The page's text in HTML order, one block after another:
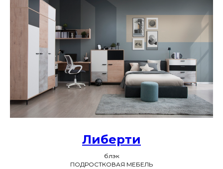
Либерти
блэк
ПОДРОСТКОВАЯ МЕБЕЛЬ